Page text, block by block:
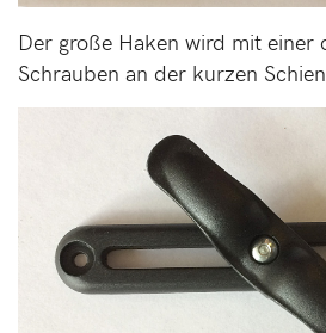
Der große Haken wird mit einer
Schrauben an der kurzen